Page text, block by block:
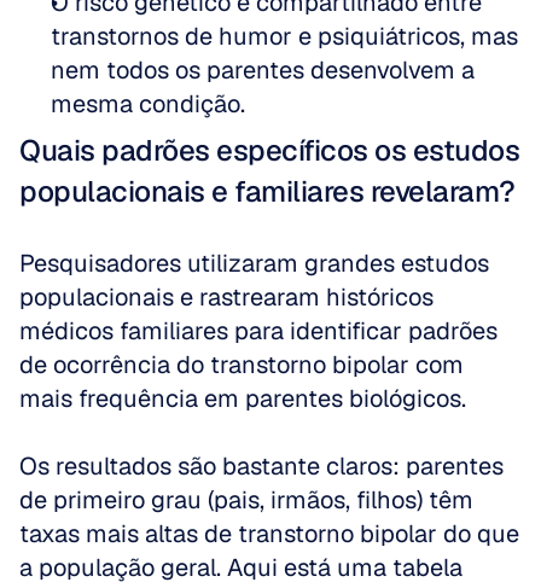
transtornos de humor e psiquiátricos, mas
nem todos os parentes desenvolvem a
mesma condição.
Quais padrões específicos os estudos
populacionais e familiares revelaram?
Pesquisadores utilizaram grandes estudos
populacionais e rastrearam históricos
médicos familiares para identificar padrões
de ocorrência do transtorno bipolar com
mais frequência em parentes biológicos.
Os resultados são bastante claros: parentes
de primeiro grau (pais, irmãos, filhos) têm
taxas mais altas de transtorno bipolar do que
a população geral. Aqui está uma tabela